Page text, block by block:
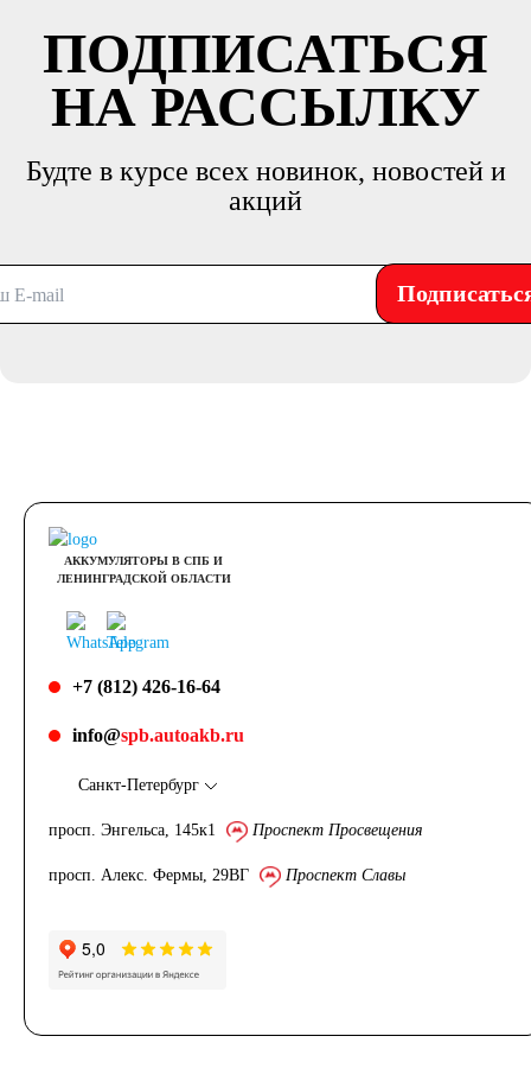
ПОДПИСАТЬСЯ
НА РАССЫЛКУ
Будте в курсе всех новинок, новостей и
акций
АККУМУЛЯТОРЫ В СПБ И
ЛЕНИНГРАДСКОЙ ОБЛАСТИ
+7 (812) 426-16-64
info@spb.autoakb.ru
Санкт-Петербург
просп. Энгельса, 145к1 Проспект Просвещения
просп. Алекс. Фермы, 29ВГ Проспект Славы